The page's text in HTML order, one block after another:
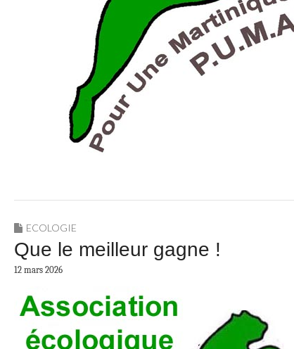
ECOLOGIE
Que le meilleur gagne !
12 mars 2026